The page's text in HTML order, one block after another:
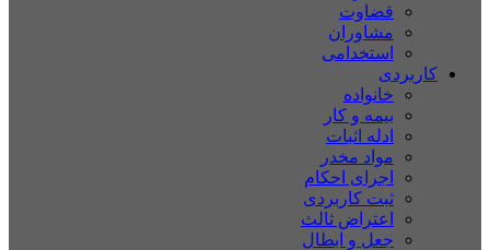
قضاوت
مشاوران
استخدامی
کاربردی
خانواده
بیمه و کار
ادله اثبات
مواد مخدر
اجرای احکام
ثبت کاربردی
اعتراض ثالث
جعل و ابطال